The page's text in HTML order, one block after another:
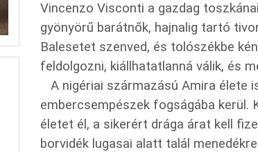
Vincenzo Visconti a gazdag
gyönyörű barátnők, hajnalig tartó
Balesetet szenved, és tolószékbe
feldolgozni, kiállhatatlanná válik, és
A nigériai származású Amira élete
embercsempészek fogságába kerül.
életet él, a sikerért drága árat kell
borvidék lugasai alatt talál